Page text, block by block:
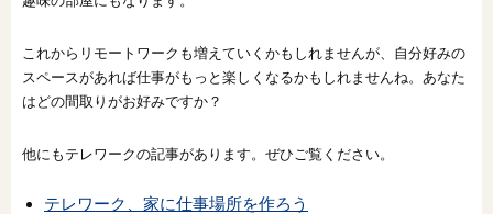
これからリモートワークも増えていくかもしれませんが、自分好みの
スペースがあれば仕事がもっと楽しくなるかもしれませんね。あなた
はどの間取りがお好みですか？
他にもテレワークの記事があります。ぜひご覧ください。
テレワーク、家に仕事場所を作ろう